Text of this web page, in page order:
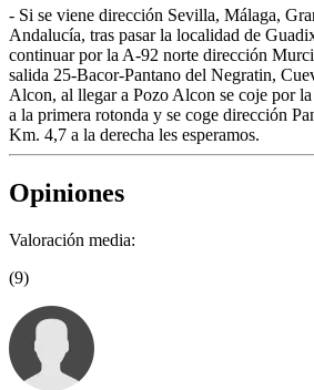
- Si se viene dirección Sevilla, Málaga,
Andalucía, tras pasar la localidad de
continuar por la A-92 norte dirección
salida 25-Bacor-Pantano del Negratin,
Alcon, al llegar a Pozo Alcon se coje por
a la primera rotonda y se coge dirección
Km. 4,7 a la derecha les esperamos.
Opiniones
Valoración media:
(9)